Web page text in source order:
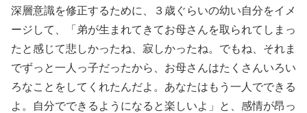
深層意識を修正するために、３歳ぐらいの幼い自分をイメ
ージして、「弟が生まれてきてお母さんを取られてしまっ
たと感じて悲しかったね、寂しかったね。でもね、それま
でずっと一人っ子だったから、お母さんはたくさんいろい
ろなことをしてくれたんだよ。あなたはもう一人でできる
よ。自分でできるようになると楽しいよ」と、感情が昂っ